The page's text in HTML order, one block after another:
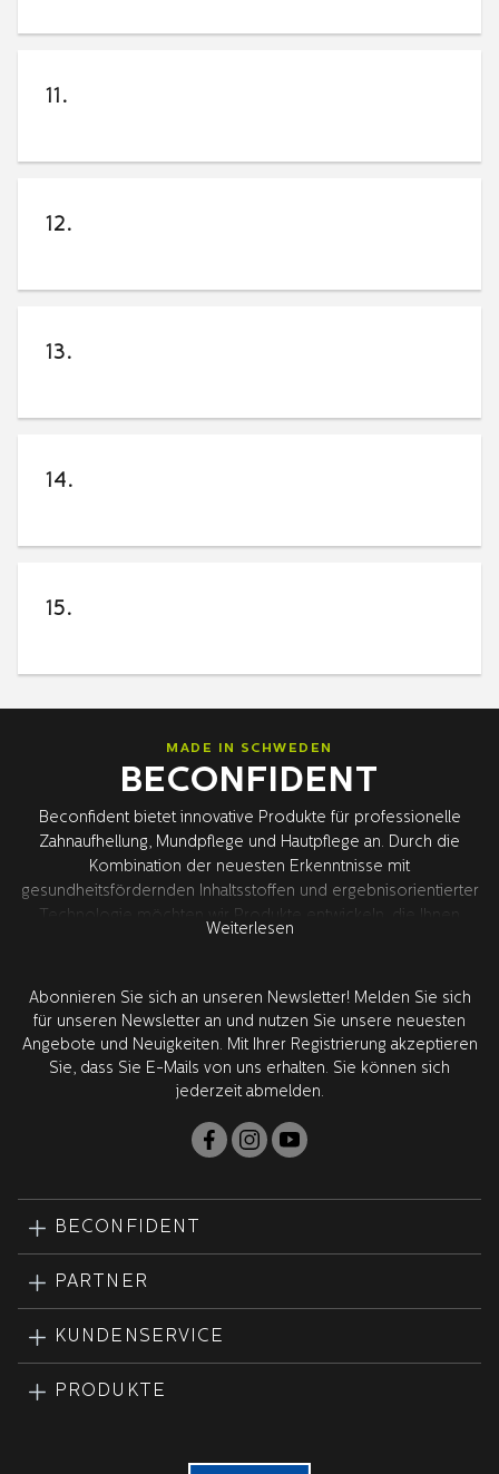
11.
12.
13.
14.
15.
MADE IN SCHWEDEN
BECONFIDENT
Beconfident bietet innovative Produkte für professionelle
Zahnaufhellung, Mundpflege und Hautpflege an. Durch die
Kombination der neuesten Erkenntnisse mit
gesundheitsfördernden Inhaltsstoffen und ergebnisorientierter
Technologie möchten wir Produkte entwickeln, die Ihnen
gesamte Produktentwicklung findet in Schweden zusammen
mit unseren weltweit führenden Forschungspartnern in den
USA statt. Alle Produkte werden von Zahnärzten geprüft und
zugelassen.
Weiterlesen
Abonnieren Sie sich an unseren Newsletter! Melden Sie sich
für unseren Newsletter an und nutzen Sie unsere neuesten
Angebote und Neuigkeiten. Mit Ihrer Registrierung akzeptieren
Sie, dass Sie E-Mails von uns erhalten. Sie können sich
jederzeit abmelden.
BECONFIDENT
PARTNER
KUNDENSERVICE
PRODUKTE